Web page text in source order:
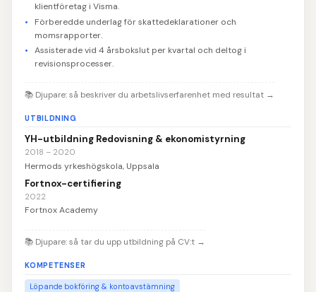
klientföretag i Visma.
Förberedde underlag för skattedeklarationer och
momsrapporter.
Assisterade vid 4 årsbokslut per kvartal och deltog i
revisionsprocesser.
📚 Djupare: så beskriver du arbetslivserfarenhet med resultat →
UTBILDNING
YH-utbildning Redovisning & ekonomistyrning
2018 – 2020
Hermods yrkeshögskola, Uppsala
Fortnox-certifiering
2022
Fortnox Academy
📚 Djupare: så tar du upp utbildning på CV:t →
KOMPETENSER
Löpande bokföring & kontoavstämning